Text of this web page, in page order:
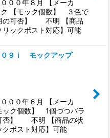
０年８月 【メーカ
【モック個数】 ３色で
の可否】 不明 【商品
ックポスト対応】可能
９ｉ モックアップ
０年６月 【メーカ
ク個数】 1個づつバラ
否】 不明 【商品の状
ポスト対応】可能